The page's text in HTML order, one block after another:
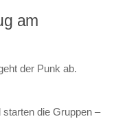
am
der Punk ab.
die Gruppen –